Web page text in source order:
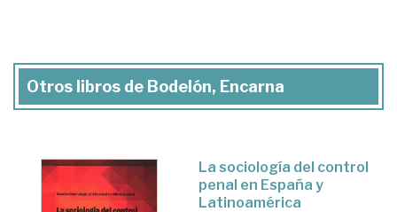
Otros libros de Bodelón, Encarna
La sociología del control
penal en España y
Latinoamérica